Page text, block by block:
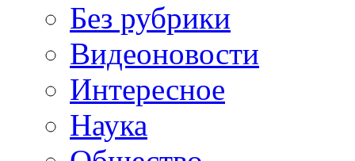
Без рубрики
Видеоновости
Интересное
Наука